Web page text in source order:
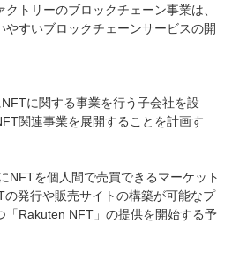
トリーのブロックチェーン事業は、
やすいブロックチェーンサービスの開
に関する事業を行う子会社を設
関連事業を展開することを計画す
NFTを個人間で売買できるマーケット
発行や販売サイトの構築が可能なプ
「Rakuten NFT」の提供を開始する予